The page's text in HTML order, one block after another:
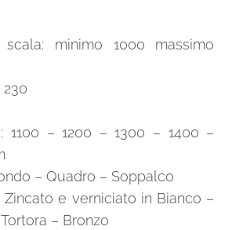
minimo 1000 massimo
230
1100 – 1200 – 1300 – 1400 –
– Quadro – Soppalco
e verniciato in Bianco –
– Bronzo